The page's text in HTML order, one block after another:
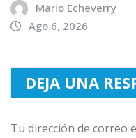
Mario Echeverry
Ago 6, 2026
DEJA UNA
Tu dirección de correo